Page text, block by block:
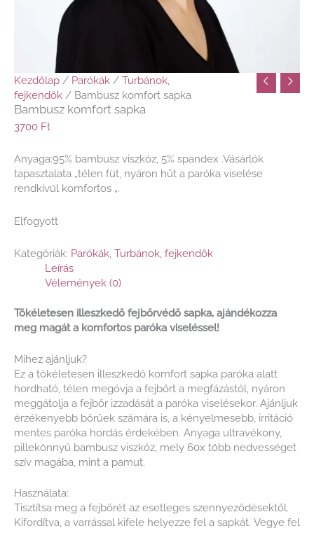
Kezdőlap / Parókák / Turbánok,
fejkendők / Bambusz komfort sapka
Bambusz komfort sapka
3700 Ft
Anyaga:95% bambusz viszkóz, 5% spandex .Vásárlók
tapasztalata „télen füt, nyáron hűt a paróka viselése
rendkívül komfortos „.
Elfogyott
Kategóriák: Parókák, Turbánok, fejkendők
Leírás
Vélemények (0)
Tökéletesen illeszkedő fejbőrvédő sapka, ajándékozza
meg magát a komfortos paróka viseléssel!
Mihez ajánljuk?
Ez a tökéletesen illeszkedő komfort sapka paróka alatt
hordható, télen megóvja a fejbőrt a megfázástól, nyáron
meggátolja a fejbőr izzadását a paróka viselésekor. Ajánljuk
érzékenyebb bőrűek számára is, a kényelmesebb, irritáció
mentes paróka hordás érdekében. Anyaga ultravékony,
pillekönnyű bambusz viszkóz, mely 60x több nedvességet
szív magába, mint a pamut.
Használata:
Tisztítsa meg a fejbőrét az esetleges szennyeződésektől.
Kifordítva, a varrással kifele helyezze fel a sapkát. Vegye fel